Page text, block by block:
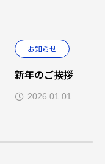
お知らせ
新年のご挨拶
2026.01.01